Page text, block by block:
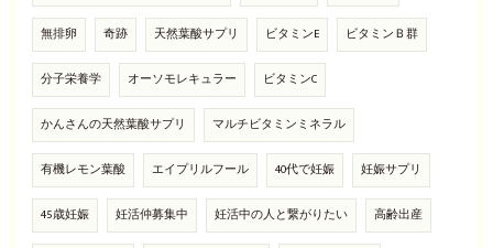
無排卵 奇跡 天然葉酸サプリ ビタミンE ビタミンＢ群
分子栄養学 オーソモレキュラー ビタミンC
かんさんの天然葉酸サプリ マルチビタミンミネラル
有機レモン葉酸 エイプリルフール 40代で妊娠 妊娠サプリ
45歳妊娠 妊活仲募集中 妊活中の人と繋がりたい 高齢出産